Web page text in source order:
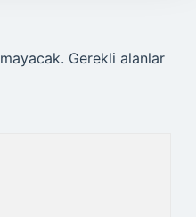
Gerekli alanlar